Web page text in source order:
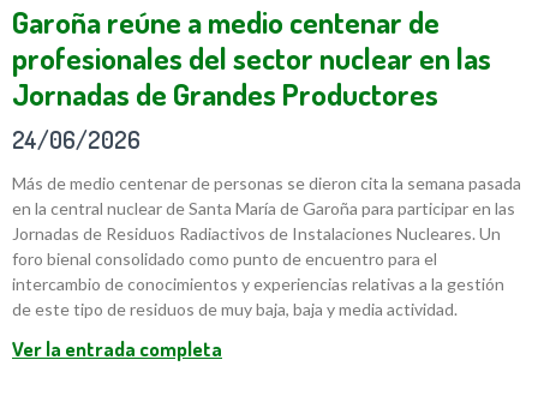
Garoña reúne a medio centenar de
profesionales del sector nuclear en las
Jornadas de Grandes Productores
24/06/2026
Más de medio centenar de personas se dieron cita la semana pasada
en la central nuclear de Santa María de Garoña para participar en las
Jornadas de Residuos Radiactivos de Instalaciones Nucleares. Un
foro bienal consolidado como punto de encuentro para el
intercambio de conocimientos y experiencias relativas a la gestión
de este tipo de residuos de muy baja, baja y media actividad.
Ver la entrada completa